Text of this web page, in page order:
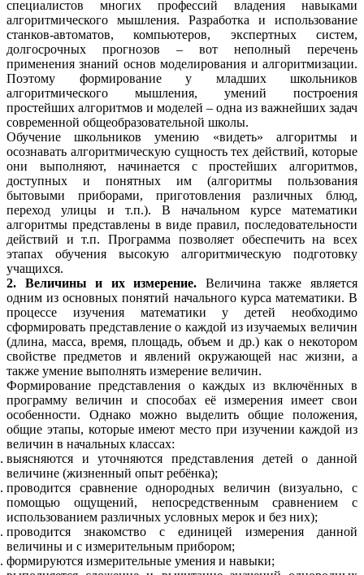
специалистов многих профессий владения навыками
алгоритмического мышления. Разработка и использование
станков-автоматов, компьютеров, экспертных систем,
долгосрочных прогнозов – вот неполный перечень
применения знаний основ моделирования и алгоритмизации.
Поэтому формирование у младших школьников
алгоритмического мышления, умений построения
простейших алгоритмов и моделей – одна из важнейших задач
современной общеобразовательной школы.
Обучение школьников умению «видеть» алгоритмы и
осознавать алгоритмическую сущность тех действий, которые
они выполняют, начинается с простейших алгоритмов,
доступных и понятных им (алгоритмы пользования
бытовыми приборами, приготовления различных блюд,
переход улицы и т.п.). В начальном курсе математики
алгоритмы представлены в виде правил, последовательности
действий и т.п. Программа позволяет обеспечить на всех
этапах обучения высокую алгоритмическую подготовку
учащихся.
2. Величины и их измерение. Величина также является
одним из основных понятий начального курса математики. В
процессе изучения математики у детей необходимо
сформировать представление о каждой из изучаемых величин
(длина, масса, время, площадь, объем и др.) как о некотором
свойстве предметов и явлений окружающей нас жизни, а
также умение выполнять измерение величин.
Формирование представления о каждых из включённых в
программу величин и способах её измерения имеет свои
особенности. Однако можно выделить общие положения,
общие этапы, которые имеют место при изучении каждой из
величин в начальных классах:
выясняются и уточняются представления детей о данной
величине (жизненный опыт ребёнка);
проводится сравнение однородных величин (визуально, с
помощью ощущений, непосредственным сравнением с
использованием различных условных мерок и без них);
проводится знакомство с единицей измерения данной
величины и с измерительным прибором;
формируются измерительные умения и навыки;